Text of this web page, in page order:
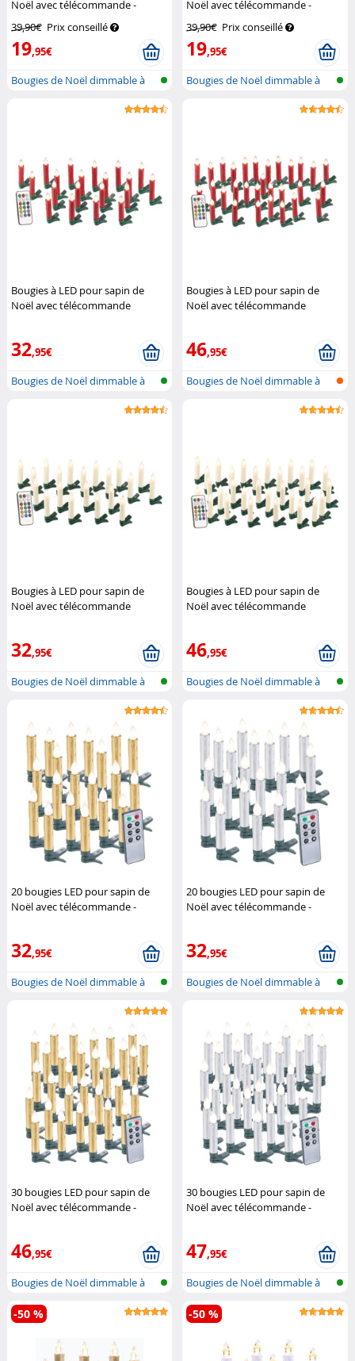
Noël avec télécommande -
Lunartec
39,90€ Prix conseillé
19,95€
Bougies de Noël dimmable à
Noël avec télécommande -
Lunartec
39,90€ Prix conseillé
19,95€
Bougies de Noël dimmable à
Bougies à LED pour sapin de
Noël avec télécommande
32,95€
Bougies de Noël dimmable à
Bougies à LED pour sapin de
Noël avec télécommande
46,95€
Bougies de Noël dimmable à
Bougies à LED pour sapin de
Noël avec télécommande
32,95€
Bougies de Noël dimmable à
Bougies à LED pour sapin de
Noël avec télécommande
46,95€
Bougies de Noël dimmable à
20 bougies LED pour sapin de
Noël avec télécommande -
32,95€
Bougies de Noël dimmable à
20 bougies LED pour sapin de
Noël avec télécommande -
32,95€
Bougies de Noël dimmable à
30 bougies LED pour sapin de
Noël avec télécommande -
46,95€
Bougies de Noël dimmable à
LED avec...
30 bougies LED pour sapin de
Noël avec télécommande -
47,95€
Bougies de Noël dimmable à
LED avec...
-50 % -50 %